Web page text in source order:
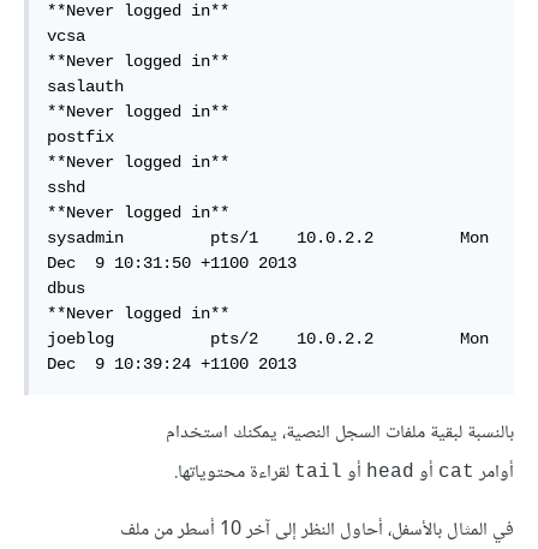
**Never logged in**
vcsa
**Never logged in**
saslauth
**Never logged in**
postfix
**Never logged in**
sshd
**Never logged in**
sysadmin         pts/1    10.0.2.2         Mon
Dec  9 10:31:50 +1100 2013
dbus
**Never logged in**
joeblog          pts/2    10.0.2.2         Mon
Dec  9 10:39:24 +1100 2013
بالنسبة لبقية ملفات السجل النصية، يمكنك استخدام
أوامر cat أو head أو tail لقراءة محتوياتها.
في المثال بالأسفل، أحاول النظر إلى آخر 10 أسطر من ملف